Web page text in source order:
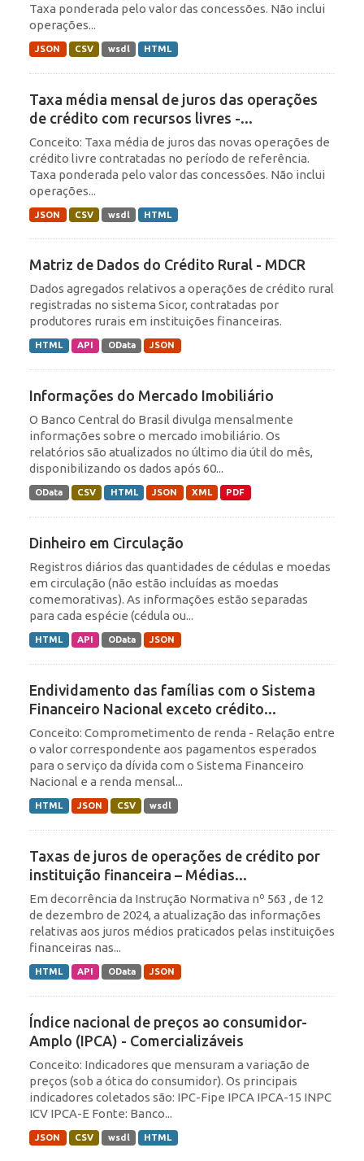
Taxa ponderada pelo valor das concessões. Não inclui
operações...
JSON CSV wsdl HTML
Taxa média mensal de juros das operações
de crédito com recursos livres -...
Conceito: Taxa média de juros das novas operações de
crédito livre contratadas no período de referência.
Taxa ponderada pelo valor das concessões. Não inclui
operações...
JSON CSV wsdl HTML
Matriz de Dados do Crédito Rural - MDCR
Dados agregados relativos a operações de crédito rural
registradas no sistema Sicor, contratadas por
produtores rurais em instituições financeiras.
HTML API OData JSON
Informações do Mercado Imobiliário
O Banco Central do Brasil divulga mensalmente
informações sobre o mercado imobiliário. Os
relatórios são atualizados no último dia útil do mês,
disponibilizando os dados após 60...
OData CSV HTML JSON XML PDF
Dinheiro em Circulação
Registros diários das quantidades de cédulas e moedas
em circulação (não estão incluídas as moedas
comemorativas). As informações estão separadas
para cada espécie (cédula ou...
HTML API OData JSON
Endividamento das famílias com o Sistema
Financeiro Nacional exceto crédito...
Conceito: Comprometimento de renda - Relação entre
o valor correspondente aos pagamentos esperados
para o serviço da dívida com o Sistema Financeiro
Nacional e a renda mensal...
HTML JSON CSV wsdl
Taxas de juros de operações de crédito por
instituição financeira – Médias...
Em decorrência da Instrução Normativa nº 563 , de 12
de dezembro de 2024, a atualização das informações
relativas aos juros médios praticados pelas instituições
financeiras nas...
HTML API OData JSON
Índice nacional de preços ao consumidor-
Amplo (IPCA) - Comercializáveis
Conceito: Indicadores que mensuram a variação de
preços (sob a ótica do consumidor). Os principais
indicadores coletados são: IPC-Fipe IPCA IPCA-15 INPC
ICV IPCA-E Fonte: Banco...
JSON CSV wsdl HTML